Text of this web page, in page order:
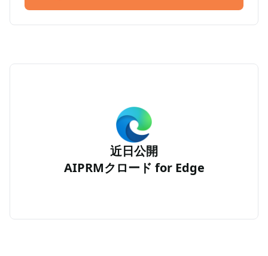
近日公開
AIPRMクロード for Edge